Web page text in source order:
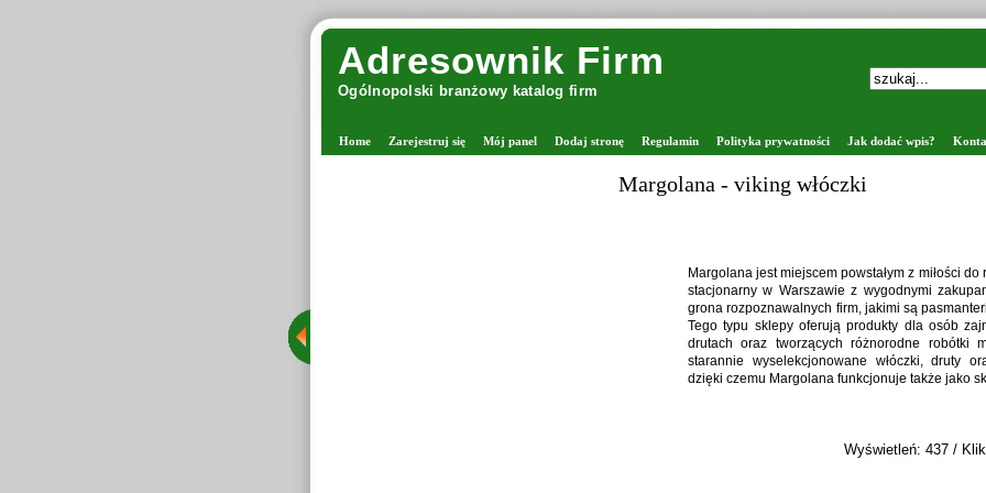
Adresownik Firm
Ogólnopolski branżowy katalog firm
Home Zarejestruj się Mój panel Dodaj stronę Regulamin Polityka prywatności Jak dodać wpis?
Margolana jest miejscem powstałym z miłości do rękodzieła, który łączy sklep
stacjonarny w Warszawie z wygodnymi zakupami online. Firma należy do
grona rozpoznawalnych firm, jakimi są pasmanterie internetowe z włóczkami.
Tego typu sklepy oferują produkty dla osób zajmujących się robieniem na
drutach oraz tworzących różnorodne robótki manualne. Oferta obejmuje
starannie wyselekcjonowane włóczki, druty oraz akcesoria dziewiarskie,